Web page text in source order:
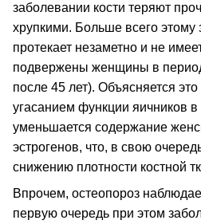
заболевании кости теряют
хрупкими. Больше всего этому
протекает незаметно и не
подвержены женщины в
после 45 лет). Объясняется
угасанием функции яичников в
уменьшается содержание
эстрогенов, что, в свою
снижению плотности костной
Впрочем, остеопороз
первую очередь при этом